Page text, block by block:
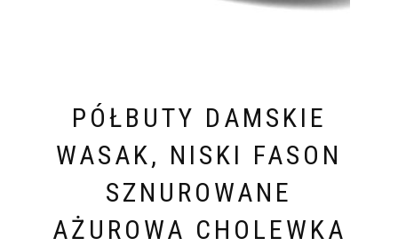
PÓŁBUTY DAMSKIE
WASAK, NISKI FASON
SZNUROWANE
AŻUROWA CHOLEWKA